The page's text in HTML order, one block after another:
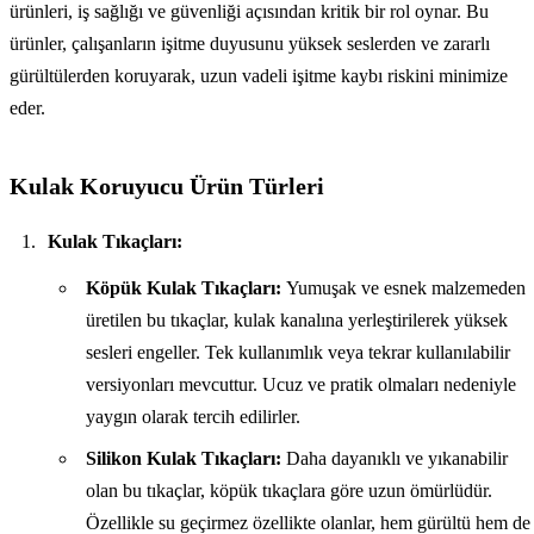
ürünleri, iş sağlığı ve güvenliği açısından kritik bir rol oynar. Bu
ürünler, çalışanların işitme duyusunu yüksek seslerden ve zararlı
gürültülerden koruyarak, uzun vadeli işitme kaybı riskini minimize
eder.
Kulak Koruyucu Ürün Türleri
Kulak Tıkaçları:
Köpük Kulak Tıkaçları: Yumuşak ve esnek malzemeden
üretilen bu tıkaçlar, kulak kanalına yerleştirilerek yüksek
sesleri engeller. Tek kullanımlık veya tekrar kullanılabilir
versiyonları mevcuttur. Ucuz ve pratik olmaları nedeniyle
yaygın olarak tercih edilirler.
Silikon Kulak Tıkaçları: Daha dayanıklı ve yıkanabilir
olan bu tıkaçlar, köpük tıkaçlara göre uzun ömürlüdür.
Özellikle su geçirmez özellikte olanlar, hem gürültü hem de